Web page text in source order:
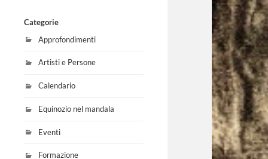
Categorie
Approfondimenti
Artisti e Persone
Calendario
Equinozio nel mandala
Eventi
Formazione